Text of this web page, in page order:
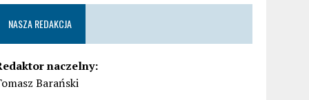
NASZA REDAKCJA
naczelny:
Barański